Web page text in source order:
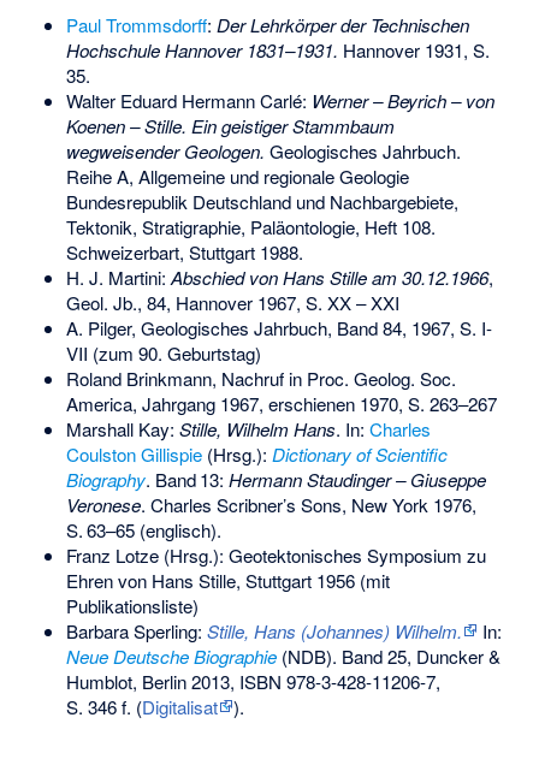
Paul Trommsdorff: Der Lehrkörper der Technischen
Hochschule Hannover 1831–1931. Hannover 1931, S.
35.
Walter Eduard Hermann Carlé: Werner – Beyrich – von
Koenen – Stille. Ein geistiger Stammbaum
wegweisender Geologen. Geologisches Jahrbuch.
Reihe A, Allgemeine und regionale Geologie
Bundesrepublik Deutschland und Nachbargebiete,
Tektonik, Stratigraphie, Paläontologie, Heft 108.
Schweizerbart, Stuttgart 1988.
H. J. Martini: Abschied von Hans Stille am 30.12.1966,
Geol. Jb., 84, Hannover 1967, S. XX – XXI
A. Pilger, Geologisches Jahrbuch, Band 84, 1967, S. I-
VII (zum 90. Geburtstag)
Roland Brinkmann, Nachruf in Proc. Geolog. Soc.
America, Jahrgang 1967, erschienen 1970, S. 263–267
Marshall Kay: Stille, Wilhelm Hans. In: Charles
Coulston Gillispie(Hrsg.): Dictionary of Scientific
Biography. Band 13: Hermann Staudinger – Giuseppe
Veronese. Charles Scribner’s Sons, New York 1976,
S.63–65(englisch).
Franz Lotze (Hrsg.): Geotektonisches Symposium zu
Ehren von Hans Stille, Stuttgart 1956 (mit
Publikationsliste)
Barbara Sperling: Stille, Hans (Johannes) Wilhelm.
In:
Neue Deutsche Biographie(NDB). Band 25, Duncker &
Humblot, Berlin 2013, ISBN 978-3-428-11206-7,
S. 346 f. (Digitalisat ).